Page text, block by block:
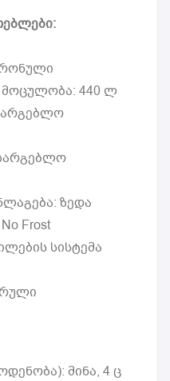
440 ლ
ზედა
Frost
სისტემა
მინა, 4 ც